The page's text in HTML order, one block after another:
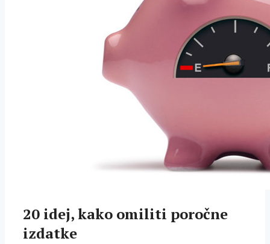
20 idej, kako omiliti poročne
izdatke